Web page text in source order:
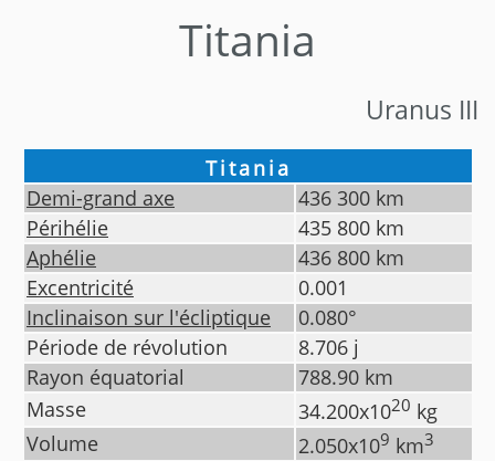
Titania
Uranus III
Titania
Demi-grand axe
436 300 km
Périhélie
435 800 km
Aphélie
436 800 km
Excentricité
0.001
Inclinaison sur l'écliptique
0.080°
Période de révolution
8.706 j
Rayon équatorial
788.90 km
Masse
34.200x1020 kg
Volume
2.050x109 km3